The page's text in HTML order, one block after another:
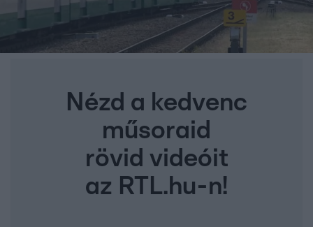
Nézd a kedvenc
műsoraid
rövid videóit
az RTL.hu-n!